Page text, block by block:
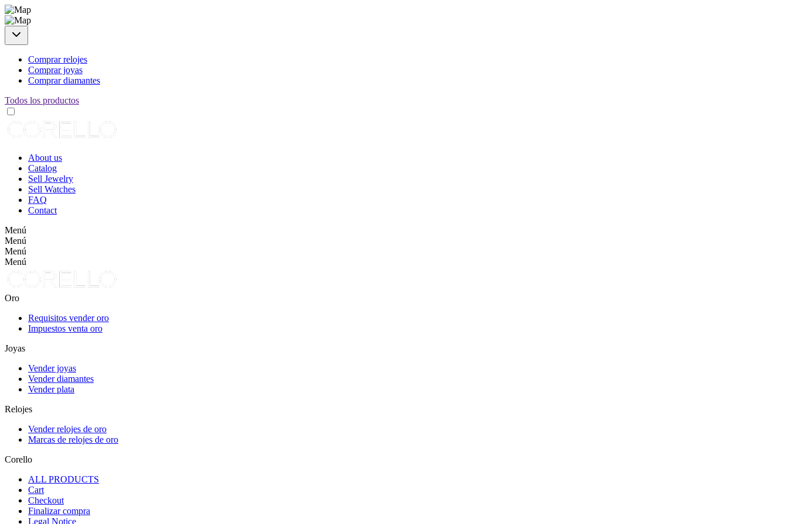
Comprar relojes
Comprar joyas
Comprar diamantes
Todos los productos
About us
Catalog
Sell Jewelry
Sell Watches
FAQ
Contact
Menú
Menú
Menú
Menú
Oro
Requisitos vender oro
Impuestos venta oro
Joyas
Vender joyas
Vender diamantes
Vender plata
Relojes
Vender relojes de oro
Marcas de relojes de oro
Corello
ALL PRODUCTS
Cart
Checkout
Finalizar compra
Legal Notice